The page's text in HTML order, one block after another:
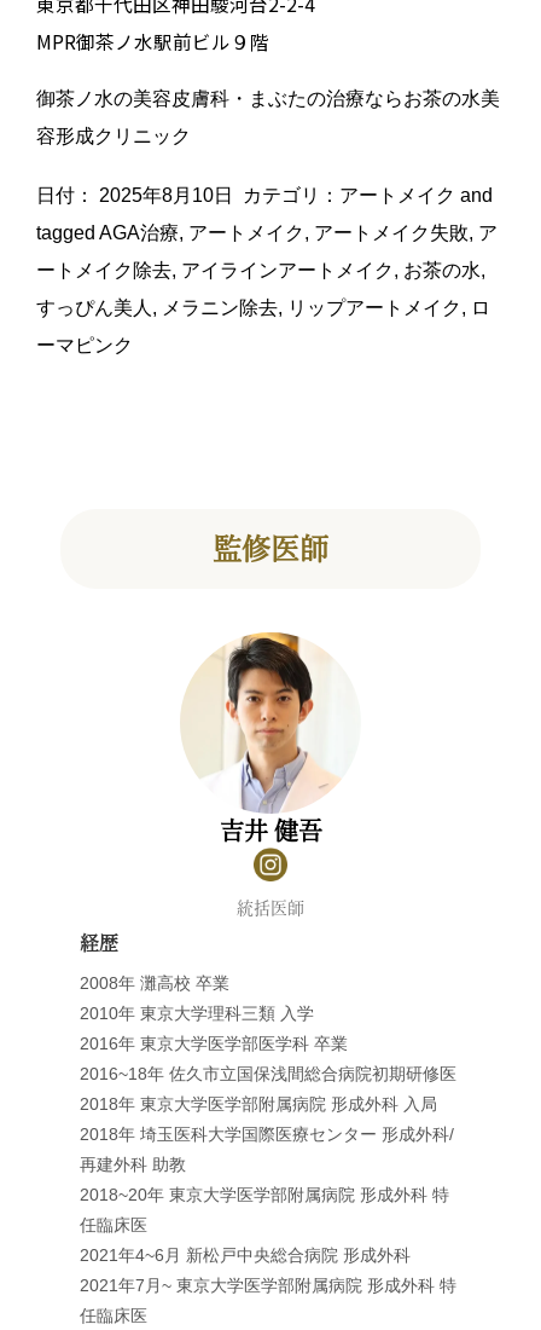
MPR御茶ノ水駅前ビル９階
御茶ノ水の美容皮膚科・まぶたの治療ならお茶の水美
容形成クリニック
日付： 2025年8月10日 カテゴリ： アートメイク and
tagged AGA治療, アートメイク, アートメイク失敗, ア
ートメイク除去, アイラインアートメイク, お茶の水,
すっぴん美人, メラニン除去, リップアートメイク, ロ
ーマピンク
監修医師
吉井 健吾
統括医師
経歴
2008年 灘高校 卒業
2010年 東京大学理科三類 入学
2016年 東京大学医学部医学科 卒業
2016~18年 佐久市立国保浅間総合病院初期研修医
2018年 東京大学医学部附属病院 形成外科 入局
2018年 埼玉医科大学国際医療センター 形成外科/
再建外科 助教
2018~20年 東京大学医学部附属病院 形成外科 特
任臨床医
2021年4~6月 新松戸中央総合病院 形成外科
2021年7月~ 東京大学医学部附属病院 形成外科 特
任臨床医